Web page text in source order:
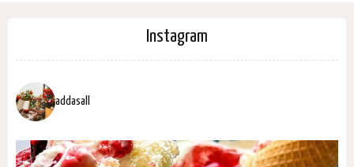
Instagram
addasall